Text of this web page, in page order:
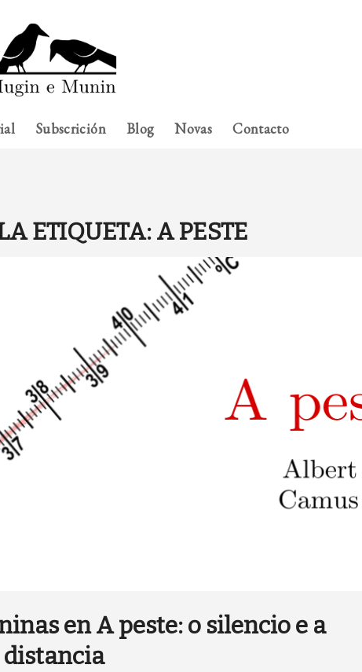
Subscrición Blog Novas Contacto
ETIQUETA:A PESTE
en A peste: o silencio e a
distancia